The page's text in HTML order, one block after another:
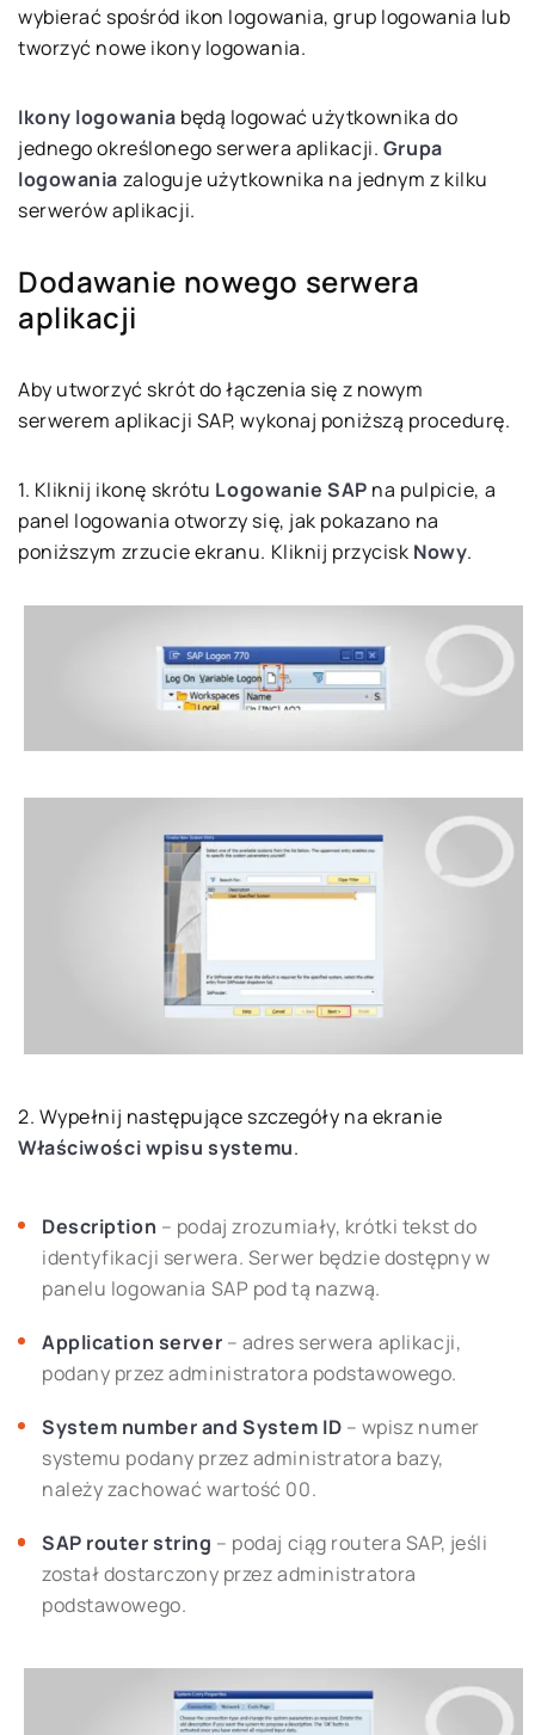
wybierać spośród ikon logowania, grup logowania lub
tworzyć nowe ikony logowania.
Ikony logowania będą logować użytkownika do
jednego określonego serwera aplikacji. Grupa
logowania zaloguje użytkownika na jednym z kilku
serwerów aplikacji.
Dodawanie nowego serwera
aplikacji
Aby utworzyć skrót do łączenia się z nowym
serwerem aplikacji SAP, wykonaj poniższą procedurę.
1. Kliknij ikonę skrótu Logowanie SAP na pulpicie, a
panel logowania otworzy się, jak pokazano na
poniższym zrzucie ekranu. Kliknij przycisk Nowy.
2. Wypełnij następujące szczegóły na ekranie
Właściwości wpisu systemu.
Description – podaj zrozumiały, krótki tekst do
identyfikacji serwera. Serwer będzie dostępny w
panelu logowania SAP pod tą nazwą.
Application server – adres serwera aplikacji,
podany przez administratora podstawowego.
System number and System ID – wpisz numer
systemu podany przez administratora bazy,
należy zachować wartość 00.
SAP router string – podaj ciąg routera SAP, jeśli
został dostarczony przez administratora
podstawowego.